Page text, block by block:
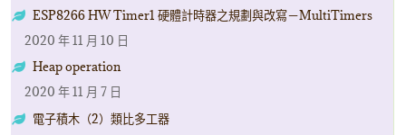
ESP8266 HW Timer1 硬體計時器之規劃與改寫－MultiTimers
2020 年 11 月 10 日
Heap operation
2020 年 11 月 7 日
電子積木（2）類比多工器